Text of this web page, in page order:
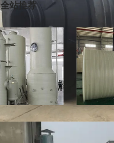
全站推荐
3400.00 /台